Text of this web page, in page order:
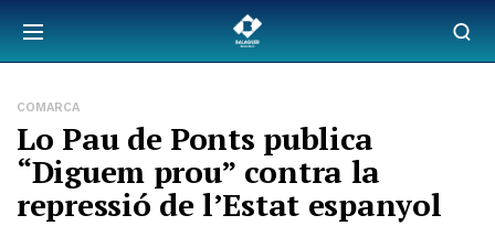
COMARCA
Lo Pau de Ponts publica
“Diguem prou” contra la
repressió de l’Estat espanyol